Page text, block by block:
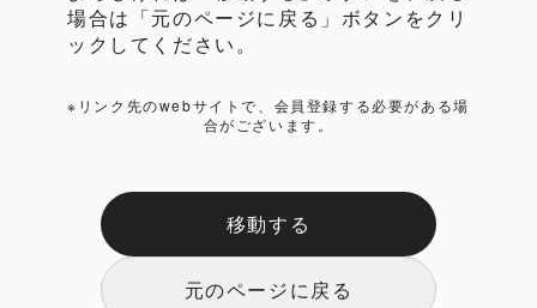
場合は「元のページに戻る」ボタンをクリ
ックしてください。
※リンク先のwebサイトで、会員登録する必要がある場
合がございます。
移動する
元のページに戻る